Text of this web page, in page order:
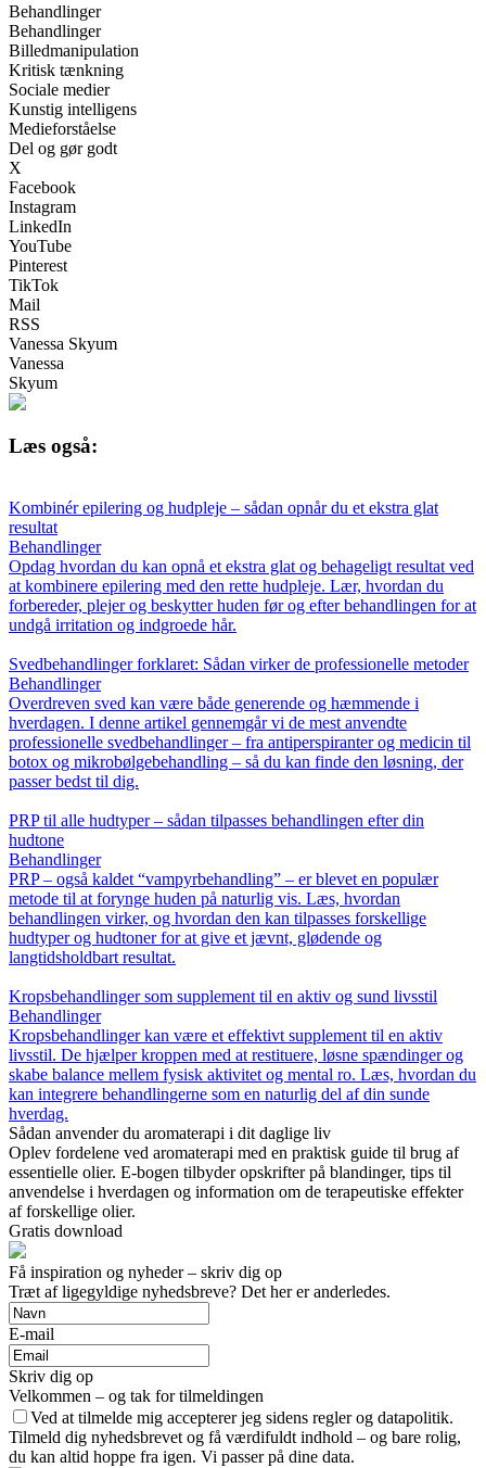
Behandlinger
Behandlinger
Billedmanipulation
Kritisk tænkning
Sociale medier
Kunstig intelligens
Medieforståelse
Del og gør godt
X
Facebook
Instagram
LinkedIn
YouTube
Pinterest
TikTok
Mail
RSS
Vanessa Skyum
Vanessa
Skyum
Læs også:
Kombinér epilering og hudpleje – sådan opnår du et ekstra glat
resultat
Behandlinger
Opdag hvordan du kan opnå et ekstra glat og behageligt resultat ved
at kombinere epilering med den rette hudpleje. Lær, hvordan du
forbereder, plejer og beskytter huden før og efter behandlingen for at
undgå irritation og indgroede hår.
Svedbehandlinger forklaret: Sådan virker de professionelle metoder
Behandlinger
Overdreven sved kan være både generende og hæmmende i
hverdagen. I denne artikel gennemgår vi de mest anvendte
professionelle svedbehandlinger – fra antiperspiranter og medicin til
botox og mikrobølgebehandling – så du kan finde den løsning, der
passer bedst til dig.
PRP til alle hudtyper – sådan tilpasses behandlingen efter din
hudtone
Behandlinger
PRP – også kaldet “vampyrbehandling” – er blevet en populær
metode til at forynge huden på naturlig vis. Læs, hvordan
behandlingen virker, og hvordan den kan tilpasses forskellige
hudtyper og hudtoner for at give et jævnt, glødende og
langtidsholdbart resultat.
Kropsbehandlinger som supplement til en aktiv og sund livsstil
Behandlinger
Kropsbehandlinger kan være et effektivt supplement til en aktiv
livsstil. De hjælper kroppen med at restituere, løsne spændinger og
skabe balance mellem fysisk aktivitet og mental ro. Læs, hvordan du
kan integrere behandlingerne som en naturlig del af din sunde
hverdag.
Sådan anvender du aromaterapi i dit daglige liv
Oplev fordelene ved aromaterapi med en praktisk guide til brug af
essentielle olier. E-bogen tilbyder opskrifter på blandinger, tips til
anvendelse i hverdagen og information om de terapeutiske effekter
af forskellige olier.
Gratis download
Få inspiration og nyheder – skriv dig op
Træt af ligegyldige nyhedsbreve? Det her er anderledes.
E-mail
Skriv dig op
Velkommen – og tak for tilmeldingen
Ved at tilmelde mig accepterer jeg sidens regler og datapolitik.
Tilmeld dig nyhedsbrevet og få værdifuldt indhold – og bare rolig,
du kan altid hoppe fra igen. Vi passer på dine data.